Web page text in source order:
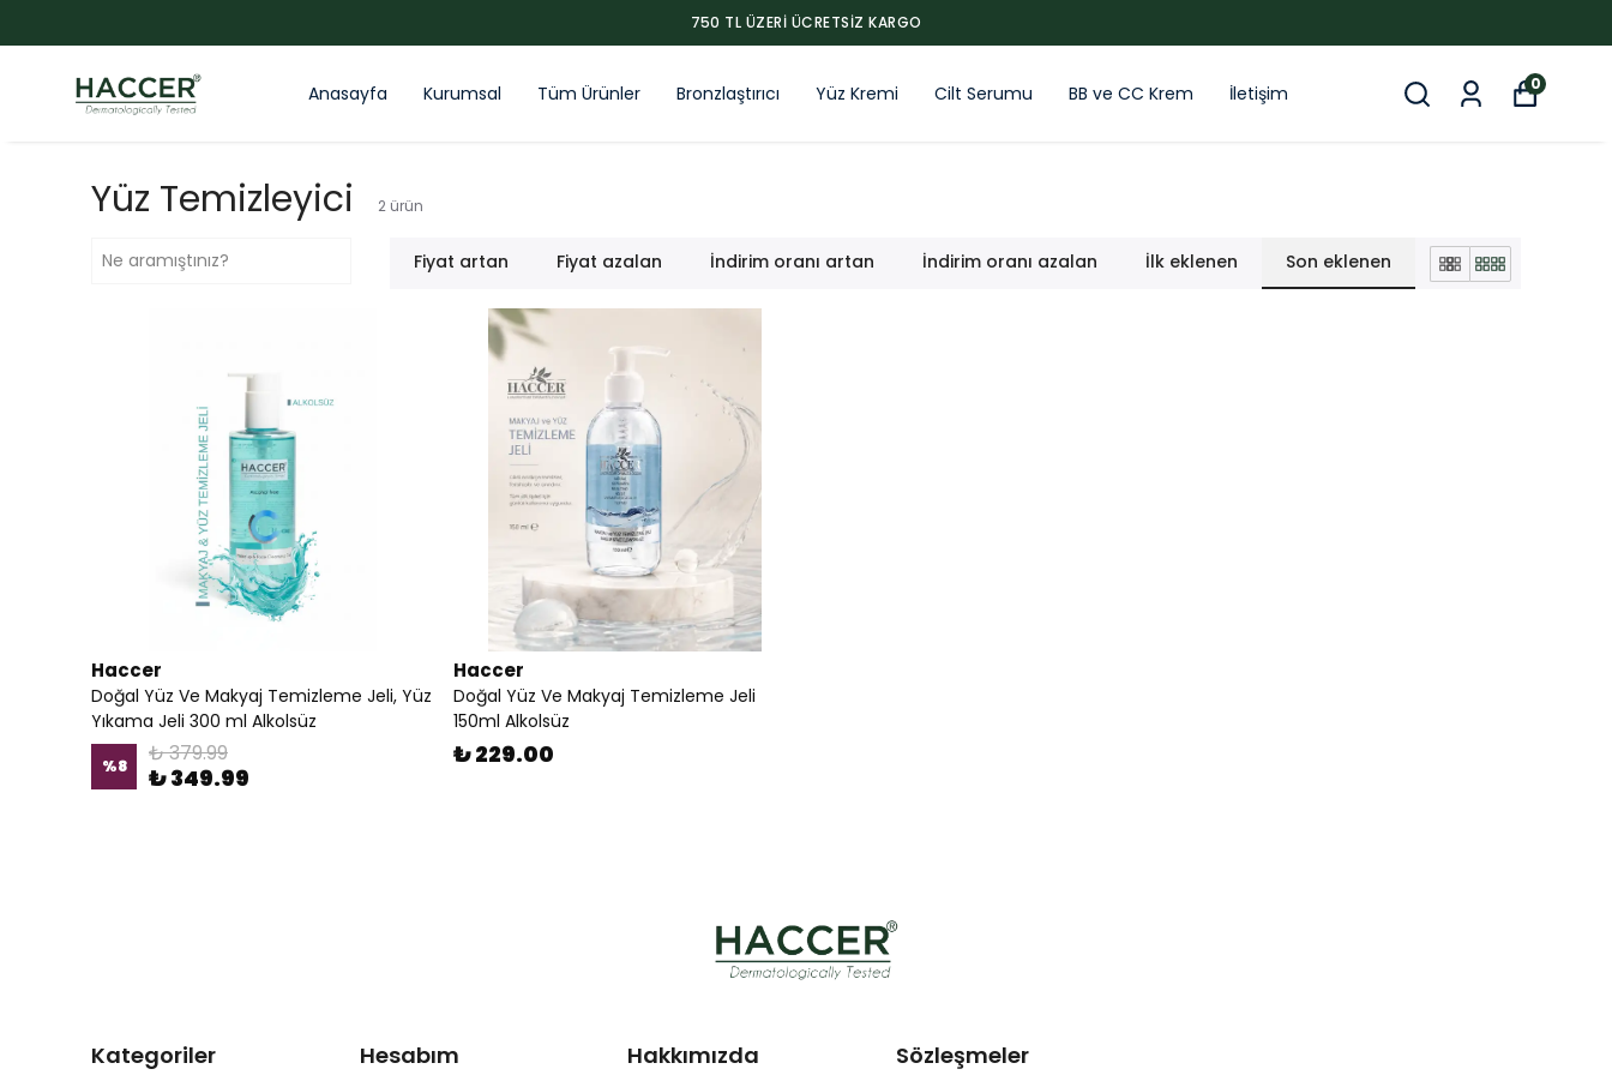
750 TL ÜZERI ÜCRETSIZ KARGO
Anasayfa Kurumsal Tüm Ürünler Bronzlaştırıcı Yüz Kremi Cilt Serumu BB ve CC Krem İletişim 0
Yüz Temizleyici 2 ürün
Fiyat artan Fiyat azalan İndirim oranı artan İndirim oranı azalan İlk eklenen Son eklenen
Haccer
Doğal Yüz Ve Makyaj Temizleme Jeli, Yüz
Yıkama Jeli 300 ml Alkolsüz
%8 ₺ 379.99
₺ 349.99
Haccer
Doğal Yüz Ve Makyaj Temizleme Jeli
150ml Alkolsüz
₺ 229.00
Kategoriler Hesabım Hakkımızda Sözleşmeler